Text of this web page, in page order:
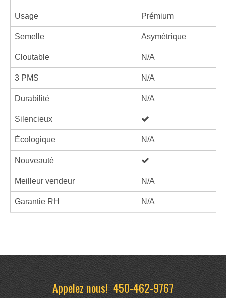
Usage Prémium
Semelle Asymétrique
Cloutable N/A
3 PMS N/A
Durabilité N/A
Silencieux
Écologique N/A
Nouveauté
Meilleur vendeur N/A
Garantie RH N/A
Appelez nous!450-462-9767